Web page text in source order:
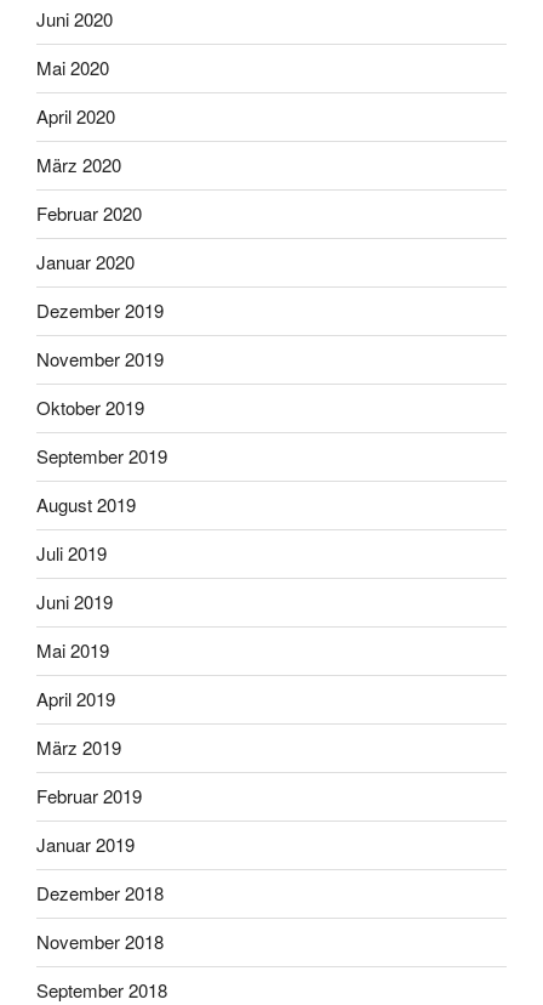
Juni 2020
Mai 2020
April 2020
März 2020
Februar 2020
Januar 2020
Dezember 2019
November 2019
Oktober 2019
September 2019
August 2019
Juli 2019
Juni 2019
Mai 2019
April 2019
März 2019
Februar 2019
Januar 2019
Dezember 2018
November 2018
September 2018